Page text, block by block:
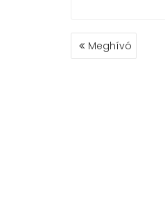
BEJEGYZÉS
NAVIGÁCIÓ
Meghívó